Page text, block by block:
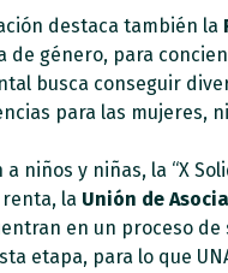
destaca también la
de género, para
busca conseguir
para las mujeres,
niños y niñas, la “X
renta, la Unión de
en un proceso
etapa, para lo que